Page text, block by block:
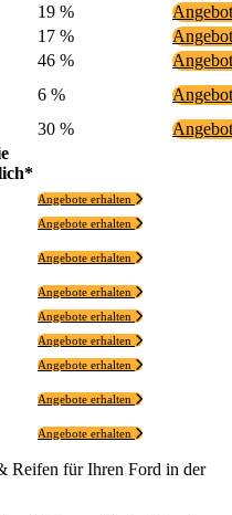
19 %
17 %
46 %
6 %
30 %
Angebote erhalten
Angebote erhalten
Angebote erhalten
Angebote erhalten
Angebote erhalten
Angebote erhalten
Angebote erhalten
Angebote erhalten
Angebote erhalten
Reifen für Ihren Ford in der